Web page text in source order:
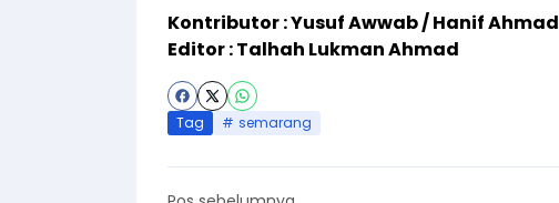
Kontributor : Yusuf Awwab / Hanif Ahmad
Editor : Talhah Lukman Ahmad
Tag semarang